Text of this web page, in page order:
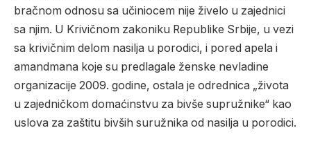
bračnom odnosu sa učiniocem nije živelo u zajednici
sa njim. U Krivičnom zakoniku Republike Srbije, u vezi
sa krivičnim delom nasilja u porodici, i pored apela i
amandmana koje su predlagale ženske nevladine
organizacije 2009. godine, ostala je odrednica „života
u zajedničkom domaćinstvu za bivše supružnike“ kao
uslova za zaštitu bivših suružnika od nasilja u porodici.